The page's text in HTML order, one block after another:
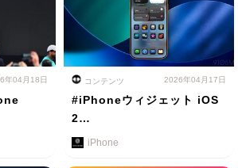
年04月18日 コンテンツ 2026年04月17日
#iPhoneウィジェット iOS
2…
iPhone